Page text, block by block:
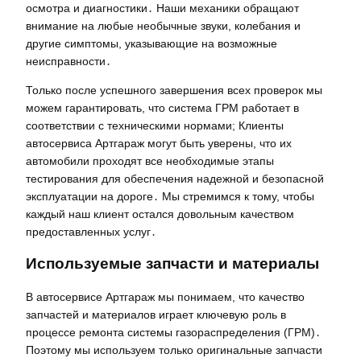
осмотра и диагностики․ Наши механики обращают
внимание на любые необычные звуки, колебания и
другие симптомы, указывающие на возможные
неисправности․
Только после успешного завершения всех проверок мы
можем гарантировать, что система ГРМ работает в
соответствии с техническими нормами; Клиенты
автосервиса Артгараж могут быть уверены, что их
автомобили проходят все необходимые этапы
тестирования для обеспечения надежной и безопасной
эксплуатации на дороге․ Мы стремимся к тому, чтобы
каждый наш клиент остался довольным качеством
предоставленных услуг․
Используемые запчасти и материалы
В автосервисе Артгараж мы понимаем, что качество
запчастей и материалов играет ключевую роль в
процессе ремонта системы газораспределения (ГРМ)․
Поэтому мы используем только оригинальные запчасти